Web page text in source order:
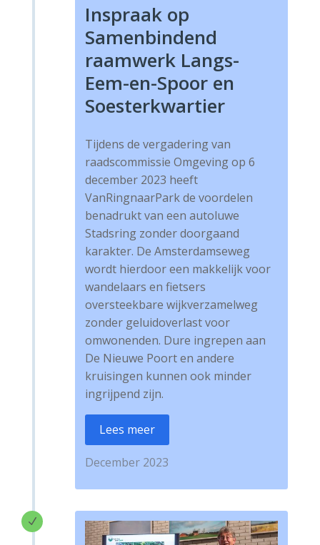
Inspraak op
Samenbindend
raamwerk Langs-
Eem-en-Spoor en
Soesterkwartier
Tijdens de vergadering van
raadscommissie Omgeving op 6
december 2023 heeft
VanRingnaarPark de voordelen
benadrukt van een autoluwe
Stadsring zonder doorgaand
karakter. De Amsterdamseweg
wordt hierdoor een makkelijk voor
wandelaars en fietsers
oversteekbare wijkverzamelweg
zonder geluidoverlast voor
omwonenden. Dure ingrepen aan
De Nieuwe Poort en andere
kruisingen kunnen ook minder
ingrijpend zijn.
Lees meer
December 2023
N